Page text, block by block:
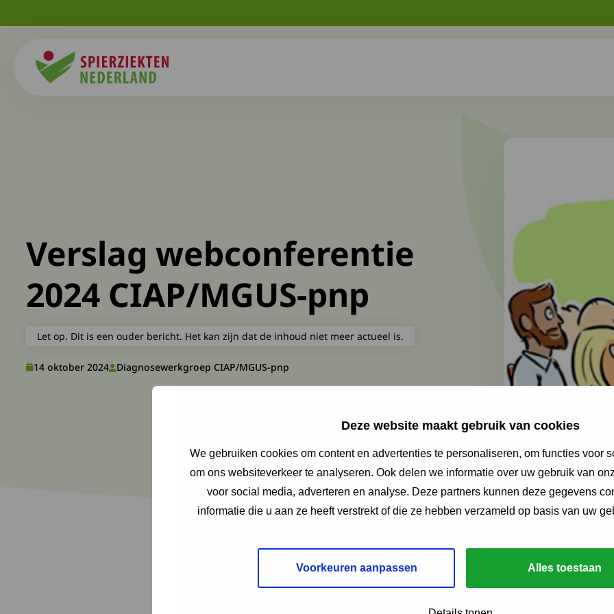
Deze website maakt gebruik van cookies
We gebruiken cookies om content en advertenties te personaliseren, om functies voor
om ons websiteverkeer te analyseren. Ook delen we informatie over uw gebruik van
voor social media, adverteren en analyse. Deze partners kunnen deze gegevens
informatie die u aan ze heeft verstrekt of die ze hebben verzameld op basis van uw
Voorkeuren aanpassen Alles toestaan
Verslag webconferentie
2024 CIAP/MGUS-pnp
Let op. Dit is een ouder bericht. Het kan zijn dat de inhoud niet meer actueel is.
14 oktober 2024 Diagnosewerkgroep CIAP/MGUS-pnp